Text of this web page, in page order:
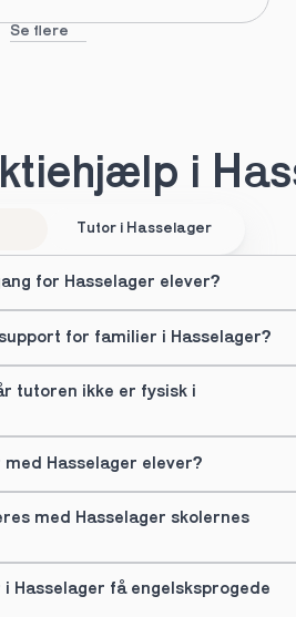
Se flere
i
Tutor i Hasselager
for Hasselager elever?
for familier i Hasselager?
tutoren ikke er fysisk i
Hasselager elever?
med Hasselager skolernes
Hasselager få engelsksprogede